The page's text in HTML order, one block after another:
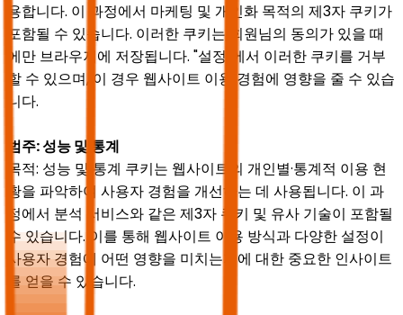
용합니다. 이 과정에서 마케팅 및 개인화 목적의 제3자 쿠키가
포함될 수 있습니다. 이러한 쿠키는 회원님의 동의가 있을 때
에만 브라우저에 저장됩니다. "설정"에서 이러한 쿠키를 거부
할 수 있으며, 이 경우 웹사이트 이용 경험에 영향을 줄 수 있습
니다.
범주: 성능 및 통계
목적: 성능 및 통계 쿠키는 웹사이트의 개인별·통계적 이용 현
황을 파악하여 사용자 경험을 개선하는 데 사용됩니다. 이 과
정에서 분석 서비스와 같은 제3자 쿠키 및 유사 기술이 포함될
수 있습니다. 이를 통해 웹사이트 이용 방식과 다양한 설정이
사용자 경험에 어떤 영향을 미치는지에 대한 중요한 인사이트
를 얻을 수 있습니다.